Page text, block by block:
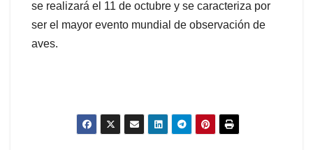
se realizará el 11 de octubre y se caracteriza por
ser el mayor evento mundial de observación de
aves.